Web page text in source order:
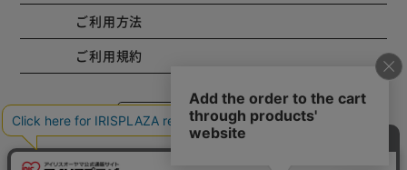
ご利用方法
ご利用規約
コーポレートサイト